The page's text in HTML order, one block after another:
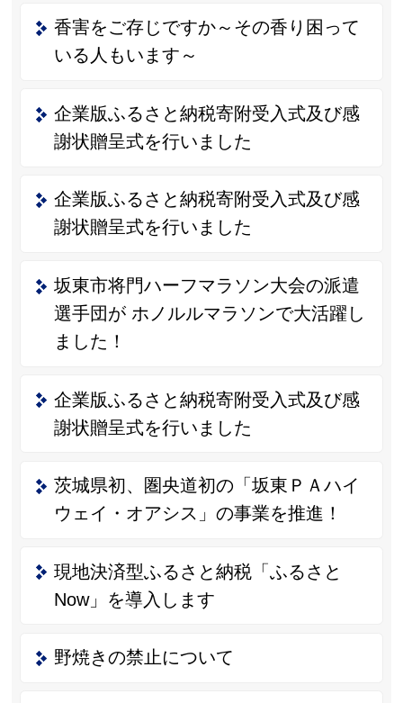
香害をご存じですか～その香り困って
いる人もいます～
企業版ふるさと納税寄附受入式及び感
謝状贈呈式を行いました
企業版ふるさと納税寄附受入式及び感
謝状贈呈式を行いました
坂東市将門ハーフマラソン大会の派遣
選手団が ホノルルマラソンで大活躍し
ました！
企業版ふるさと納税寄附受入式及び感
謝状贈呈式を行いました
茨城県初、圏央道初の「坂東ＰＡハイ
ウェイ・オアシス」の事業を推進！
現地決済型ふるさと納税「ふるさと
Now」を導入します
野焼きの禁止について